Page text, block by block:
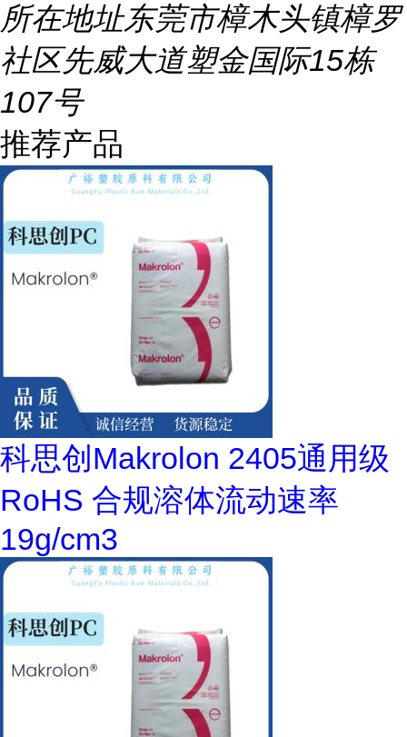
所在地址东莞市樟木头镇樟罗
社区先威大道塑金国际15栋
107号
推荐产品
科思创Makrolon 2405通用级
RoHS 合规溶体流动速率
19g/cm3